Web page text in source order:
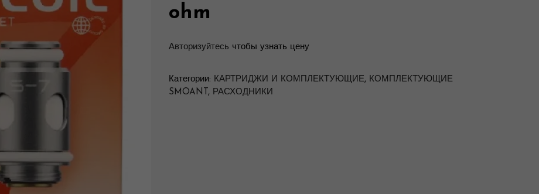
ohm
Авторизуйтесь чтобы узнать цену
Категории: КАРТРИДЖИ И КОМПЛЕКТУЮЩИЕ, КОМПЛЕКТУЮЩИЕ
SMOANT , РАСХОДНИКИ